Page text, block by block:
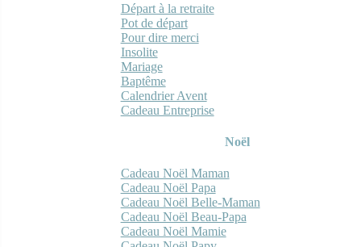
Départ à la retraite
Pot de départ
Pour dire merci
Insolite
Mariage
Baptême
Calendrier Avent
Cadeau Entreprise
Noël
Cadeau Noël Maman
Cadeau Noël Papa
Cadeau Noël Belle-Maman
Cadeau Noël Beau-Papa
Cadeau Noël Mamie